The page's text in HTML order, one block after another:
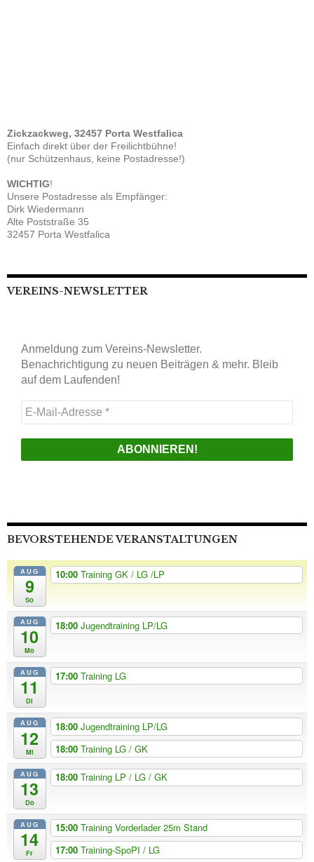
Zickzackweg, 32457 Porta Westfalica
Einfach direkt über der Freilichtbühne!
(nur Schützenhaus, keine Postadresse!)
WICHTIG!
Unsere Postadresse als Empfänger:
Dirk Wiedermann
Alte Poststraße 35
32457 Porta Westfalica
VEREINS-NEWSLETTER
Anmeldung zum Vereins-Newsletter.
Benachrichtigung zu neuen Beiträgen & mehr. Bleib
auf dem Laufenden!
E-
Mail-
Adresse
BEVORSTEHENDE VERANSTALTUNGEN
AUG
9
So
10:00 Training GK / LG /LP
AUG
10
Mo
18:00 Jugendtraining LP/LG
AUG
11
Di
17:00 Training LG
AUG
12
Mi
18:00 Jugendtraining LP/LG
18:00 Training LG / GK
AUG
13
Do
18:00 Training LP / LG / GK
AUG
14
Fr
15:00 Training Vorderlader 25m Stand
17:00 Training-SpoPI / LG